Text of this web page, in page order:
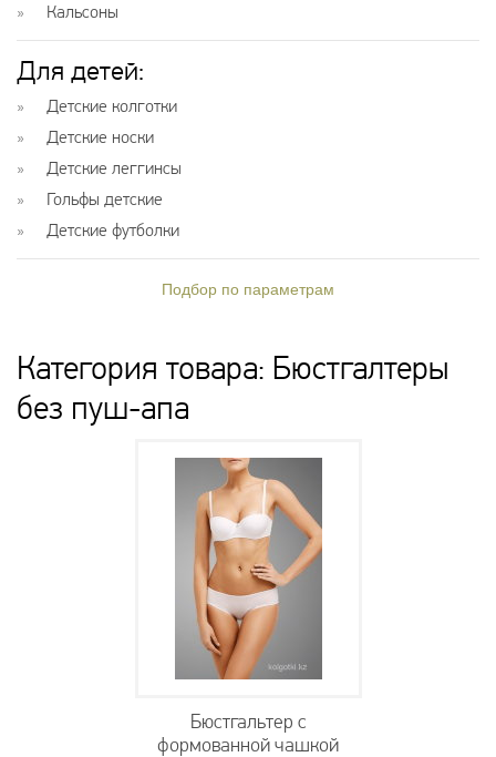
Кальсоны
Для детей:
Детские колготки
Детские носки
Детские леггинсы
Гольфы детские
Детские футболки
Подбор по параметрам
Категория товара: Бюстгалтеры
без пуш-апа
Бюстгальтер с
формованной чашкой